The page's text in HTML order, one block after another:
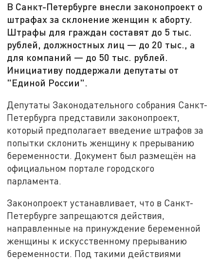
В Санкт-Петербурге внесли законопроект о
штрафах за склонение женщин к аборту.
Штрафы для граждан составят до 5 тыс.
рублей, должностных лиц — до 20 тыс., а
для компаний — до 50 тыс. рублей.
Инициативу поддержали депутаты от
"Единой России".
Депутаты Законодательного собрания Санкт-
Петербурга представили законопроект,
который предполагает введение штрафов за
попытки склонить женщину к прерыванию
беременности. Документ был размещён на
официальном портале городского
парламента.
Законопроект устанавливает, что в Санкт-
Петербурге запрещаются действия,
направленные на принуждение беременной
женщины к искусственному прерыванию
беременности. Под такими действиями